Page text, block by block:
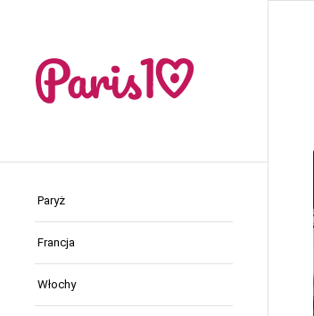
Paryż
Francja
Włochy